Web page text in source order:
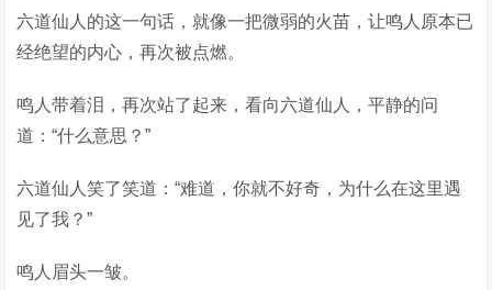
六道仙人的这一句话，就像一把微弱的火苗，让鸣人原本已
经绝望的内心，再次被点燃。
鸣人带着泪，再次站了起来，看向六道仙人，平静的问
道：“什么意思？”
六道仙人笑了笑道：“难道，你就不好奇，为什么在这里遇
见了我？”
鸣人眉头一皱。